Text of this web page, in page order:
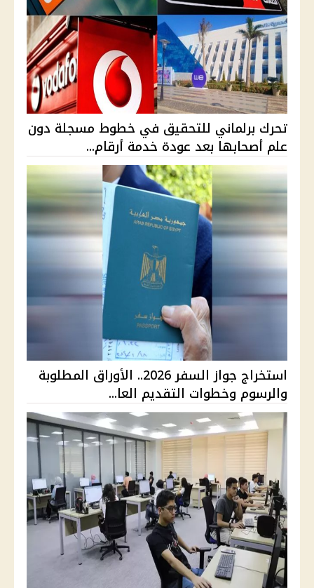
تحرك برلماني للتحقيق في خطوط مسجلة دون
علم أصحابها بعد عودة خدمة أرقام...
استخراج جواز السفر 2026.. الأوراق المطلوبة
والرسوم وخطوات التقديم العا...